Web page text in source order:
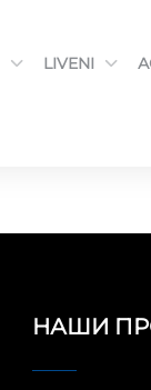
LIVENI
НАШИ